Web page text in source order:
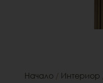
Начало / Интериор